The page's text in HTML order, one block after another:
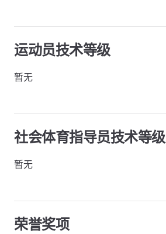
运动员技术等级
暂无
社会体育指导员技术等级
暂无
荣誉奖项